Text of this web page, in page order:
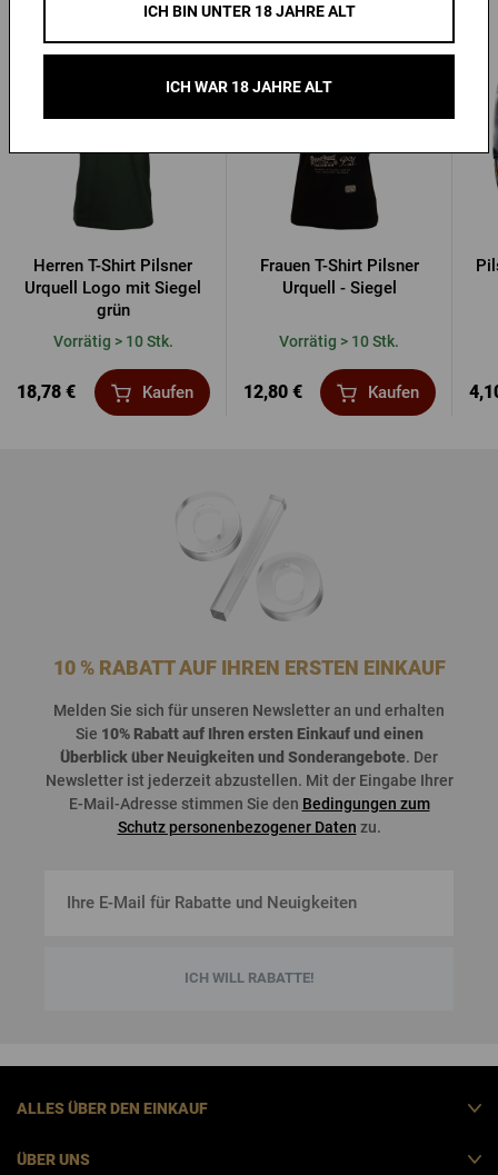
Andere Produkte von Pilsner Urquell
Herren T-Shirt Pilsner
Urquell Logo mit Siegel
grün
Vorrätig > 10 Stk.
18,78 € Kaufen
Frauen T-Shirt Pilsner
Urquell - Siegel
Vorrätig > 10 Stk.
12,80 € Kaufen
10 % RABATT AUF IHREN ERSTEN EINKAUF
Melden Sie sich für unseren Newsletter an und erhalten
Sie 10% Rabattauf Ihren ersten Einkaufund einen
Überblicküber Neuigkeiten und Sonderangebote. Der
Newsletter ist jederzeit abzustellen. Mit der Eingabe Ihrer
E-Mail-Adresse stimmen Sie den Bedingungen zum
Schutz personenbezogener Daten zu.
ICH WILL RABATTE!
ALLES ÜBER DEN EINKAUF
ÜBER UNS
ICH BIN UNTER 18 JAHRE ALT
ICH WAR 18 JAHRE ALT